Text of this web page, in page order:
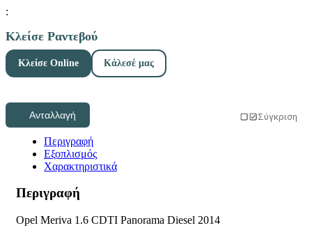
:
Κλείσε Ραντεβού
Κλείσε Online Κάλεσέ μας
Ανταλλαγή Σύγκριση
Περιγραφή
Εξοπλισμός
Χαρακτηριστικά
Περιγραφή
Opel Meriva 1.6 CDTI Panorama Diesel 2014